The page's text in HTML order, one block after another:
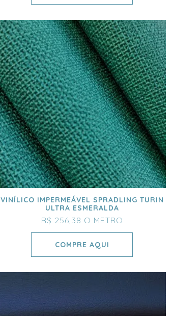
VINÍLICO IMPERMEÁVEL SPRADLING TURIN
ULTRA ESMERALDA
R$ 256,38 O METRO
COMPRE AQUI